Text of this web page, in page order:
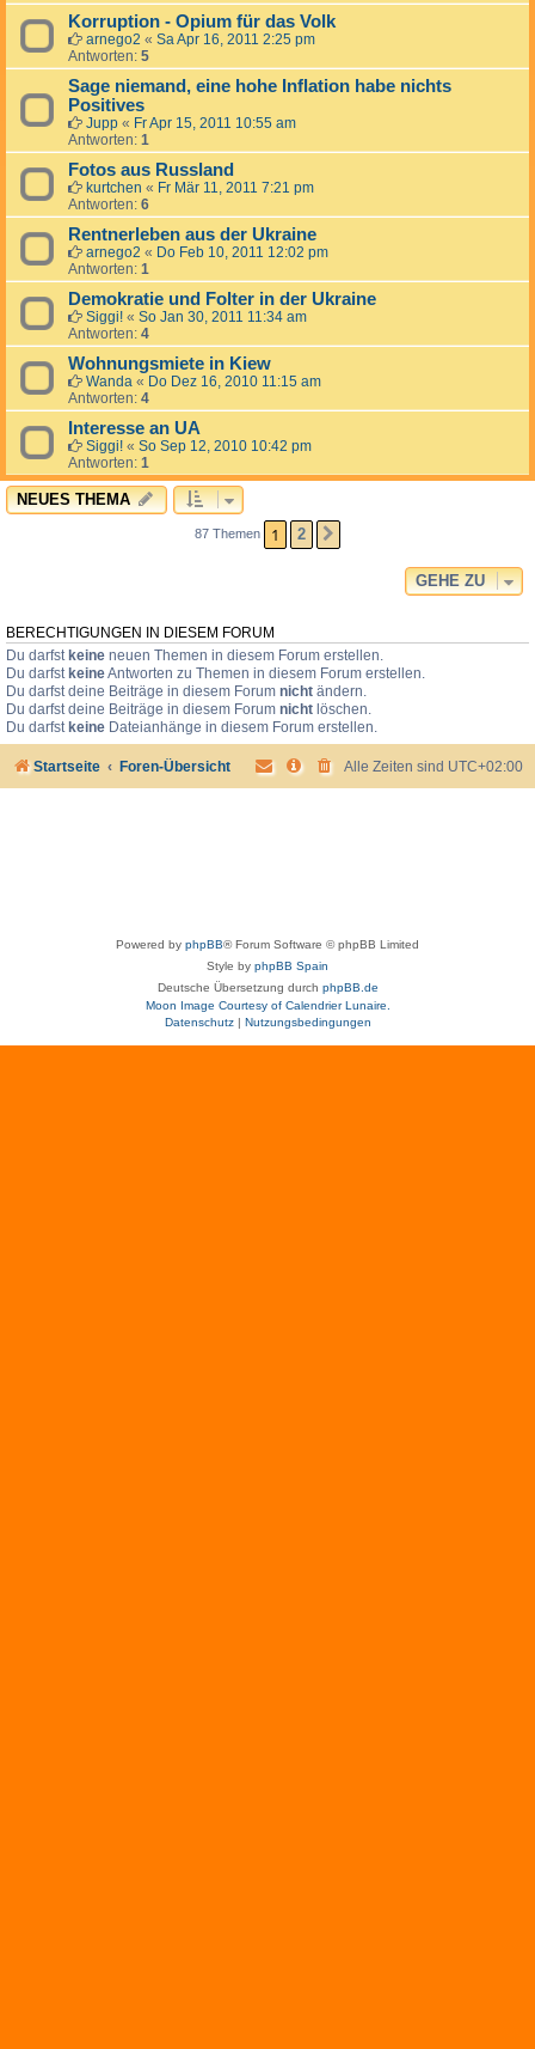
Korruption - Opium für das Volk
arnego2 « Sa Apr 16, 2011 2:25 pm
Antworten: 5
Sage niemand, eine hohe Inflation habe nichts
Positives
Jupp « Fr Apr 15, 2011 10:55 am
Antworten: 1
Fotos aus Russland
kurtchen « Fr Mär 11, 2011 7:21 pm
Antworten: 6
Rentnerleben aus der Ukraine
arnego2 « Do Feb 10, 2011 12:02 pm
Antworten: 1
Demokratie und Folter in der Ukraine
Siggi! « So Jan 30, 2011 11:34 am
Antworten: 4
Wohnungsmiete in Kiew
Wanda « Do Dez 16, 2010 11:15 am
Antworten: 4
Interesse an UA
Siggi! « So Sep 12, 2010 10:42 pm
Antworten: 1
NEUES THEMA
87 Themen 1 2
GEHE ZU
BERECHTIGUNGEN IN DIESEM FORUM
Du darfst keine neuen Themen in diesem Forum erstellen.
Du darfst keineAntworten zu Themen in diesem Forum erstellen.
Du darfst deine Beiträge in diesem Forum nicht ändern.
Du darfst deine Beiträge in diesem Forum nicht löschen.
Du darfst keine Dateianhänge in diesem Forum erstellen.
Startseite Foren-Übersicht Alle Zeiten sind UTC+02:00
Powered by phpBB® Forum Software © phpBB Limited
Style by phpBB Spain
Deutsche Übersetzung durch phpBB.de
Moon Image Courtesy of Calendrier Lunaire.
Datenschutz| Nutzungsbedingungen